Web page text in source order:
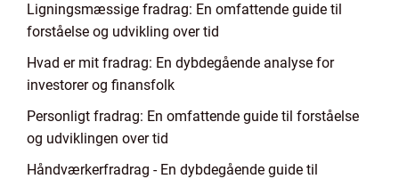
Ligningsmæssige fradrag: En omfattende guide til
forståelse og udvikling over tid
Hvad er mit fradrag: En dybdegående analyse for
investorer og finansfolk
Personligt fradrag: En omfattende guide til forståelse
og udviklingen over tid
Håndværkerfradrag - En dybdegående guide til